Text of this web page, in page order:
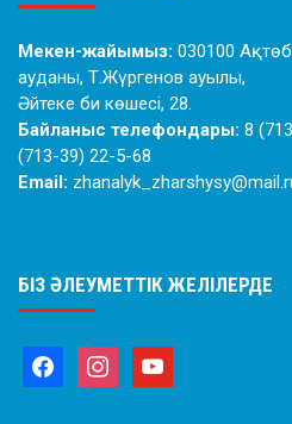
Мекен-жайымыз: 030100
ауданы, Т.Жүргенов ауылы,
Әйтеке би көшесі, 28.
Байланыс телефондары: 8
(713-39) 22-5-68
Email:
БІЗ ӘЛЕУМЕТТІК ЖЕЛІЛЕРДЕ